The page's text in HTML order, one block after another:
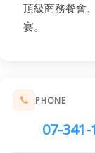
頂級商務餐會
宴。
PHONE
07-341-